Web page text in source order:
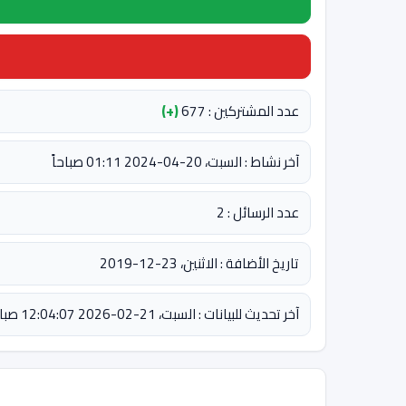
عدد المشتركين : 677
(+)
آخر نشاط : السبت، 20-04-2024 01:11 صباحاً
عدد الرسائل : 2
تاريخ الأضافة : الاثنين، 23-12-2019
آخر تحديث للبيانات : السبت، 21-02-2026 12:04:07 صباحاً